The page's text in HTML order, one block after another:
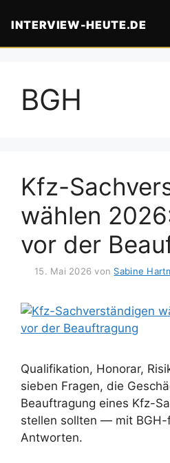
Inhalt
INTERVIEW-HEUTE.DE
BGH
Kfz-
wählen
vor der
15. Mai 2026 von Sabine
Qualifikation, Honorar,
sieben Fragen, die
Beauftragung eines Kfz-
stellen sollten — mit
Antworten.